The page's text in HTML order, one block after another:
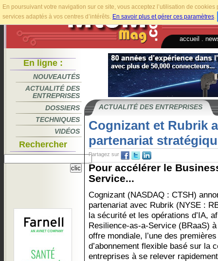
En poursuivant votre navigation sur ce site, vous acceptez l’utilisation de
services adaptés à vos centres d’intérêts. En savoir plus et gérer ces paramètres.
accueil
En ligne :
NOUVEAUTÉS
ACTUALITÉ DES
ENTREPRISES
DOSSIERS
TECHNIQUES
VIDÉOS
Rechercher
ACTUALITÉ DES ENTREPRISES
Cognizant et Rubrik
partenariat
Partagez sur
Pour accélérer le
Service...
Cognizant (NASDAQ : CTSH)
partenariat avec Rubrik (NYSE :
la sécurité et les opérations d’IA,
Resilience-as-a-Service (BRaaS)
offre mondiale, l’une des
d’abonnement flexible basé sur la
entreprises à se relever